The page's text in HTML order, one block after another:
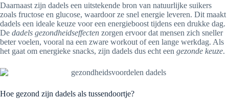
Daarnaast zijn dadels een uitstekende bron van natuurlijke suikers
zoals fructose en glucose, waardoor ze snel energie leveren. Dit maakt
dadels een ideale keuze voor een energieboost tijdens een drukke dag.
De dadels gezondheidseffecten zorgen ervoor dat mensen zich sneller
beter voelen, vooral na een zware workout of een lange werkdag. Als
het gaat om energieke snacks, zijn dadels dus echt een gezonde keuze.
Hoe gezond zijn dadels als tussendoortje?